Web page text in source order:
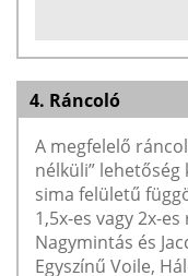
4. Ráncoló
A megfelelő
nélküli”
sima felületű
1,5x-es vagy 2x-
Nagymintás és
Egyszínű Voile,